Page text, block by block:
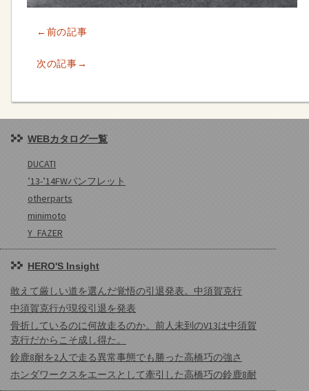
←前の記事
次の記事→
WEBカタログ一覧
DUCATI
’13-’14FWパンフレット
otherparts
minimoto
Y_FAZER
HERO'S Insight
敢えて厳しい道を選んだ覚悟の引退発表。中須賀克行
中須賀克行が現役引退を発表
骨折しているのに何故走るのか。前人未到のV13は中須賀
克行だからこそ成し得た。
鈴鹿8耐を2人で走る異常事態でも勝った高橋巧の強さ
ホンダワークスをエースとして牽引した高橋巧の鈴鹿8耐